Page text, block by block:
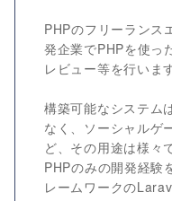
PHPのフリーランス
発企業でPHPを使っ
レビュー等を行います
構築可能なシステム
なく、ソーシャルゲ
ど、その用途は様々
PHPのみの開発経験
レームワークの